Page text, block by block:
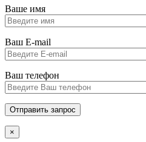
Ваше имя
Ваш E-mail
Ваш телефон
×